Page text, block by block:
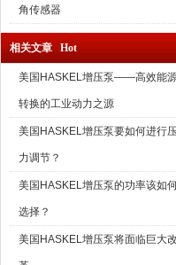
角传感器
相关文章 Hot
美国HASKEL增压泵——高效能
转换的工业动力之源
美国HASKEL增压泵要如何进行
力调节？
美国HASKEL增压泵的功率该如
选择？
美国HASKEL增压泵将面临巨大改